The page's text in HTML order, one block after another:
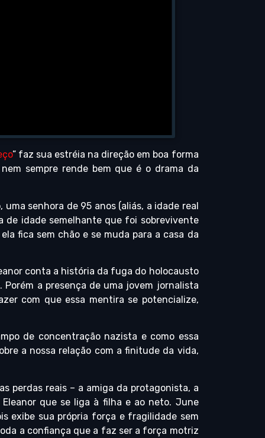
” faz sua estréia na direção em boa forma
sempre rende bem que é o drama da
uma senhora de 95 anos (aliás, a idade real
de idade semelhante que foi sobrevivente
fica sem chão e se muda para a casa da
conta a história da fuga do holocausto
a presença de uma jovem jornalista
com que essa mentira se potencialize,
de concentração nazista e como essa
a nossa relação com a finitude da vida,
perdas reais – a amiga da protagonista, a
que se liga à filha e ao neto. June
exibe sua própria força e fragilidade sem
a confiança que a faz ser a força motriz